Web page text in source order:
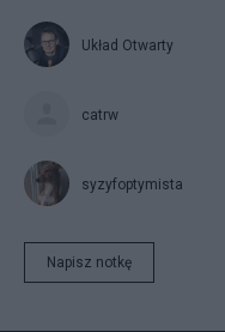
Układ Otwarty
catrw
syzyfoptymista
Napisz notkę